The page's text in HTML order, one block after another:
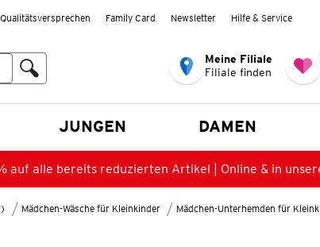
Qualitätsversprechen Family Card Newsletter Hilfe & Service
Meine Filiale
Filiale finden
JUNGEN DAMEN
auf alle bereits reduzierten Artikel | Online & in
Mädchen-Wäsche für Kleinkinder Mädchen-Unterhemden für